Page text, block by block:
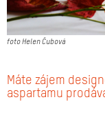
foto Helen Čubová
Máte zájem
aspartamu